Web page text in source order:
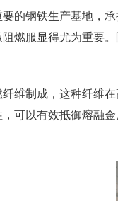
的钢铁生产基地，
燃服显得尤为重要
维制成，这种纤维
可以有效抵御熔融